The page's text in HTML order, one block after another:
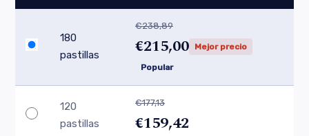
180
pastillas
€238,89
€215,00 Mejor precio
Popular
120
pastillas
€177,13
€159,42